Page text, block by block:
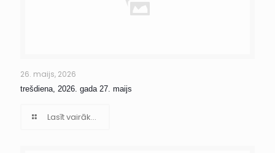
26. maijs, 2026
trešdiena, 2026. gada 27. maijs
Lasīt vairāk...